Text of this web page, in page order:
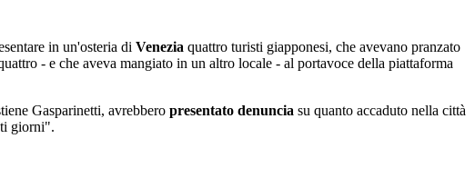
in un'osteria di Venezia quattro turisti giapponesi, che avevano pranzato
- e che aveva mangiato in un altro locale - al portavoce della piattaforma
Gasparinetti, avrebbero presentato denuncia su quanto accaduto nella città
giorni".